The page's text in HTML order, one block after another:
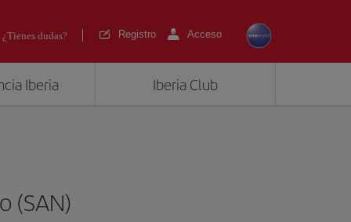
¿Tienes dudas? Registro Acceso
Iberia Iberia Club
(SAN)